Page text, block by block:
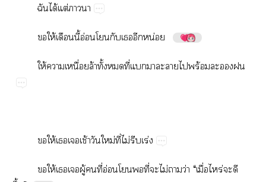
​ได้​ต่​
​ให้​​ี้​อ่​​​​​น่
ให้​​ื่​ล้​ั้​​ี่​​​​​​ร้​​
​ให้​​​ช้​​ม่​ี่​ไม่​​ร่
​ให้​​​ู้​​ี่​อ่​​​ี่​​ไม่​​ว่​“​ื่​ร่​​